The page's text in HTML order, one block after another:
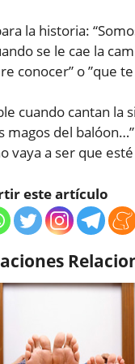
la historia:
se le cae la
conocer” o ”que
cuando cantan la
magos del
vaya a ser que
este artículo